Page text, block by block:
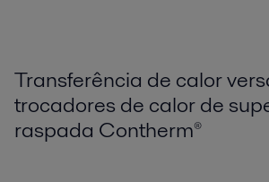
Transferência de calor
trocadores de calor de
raspada Contherm®